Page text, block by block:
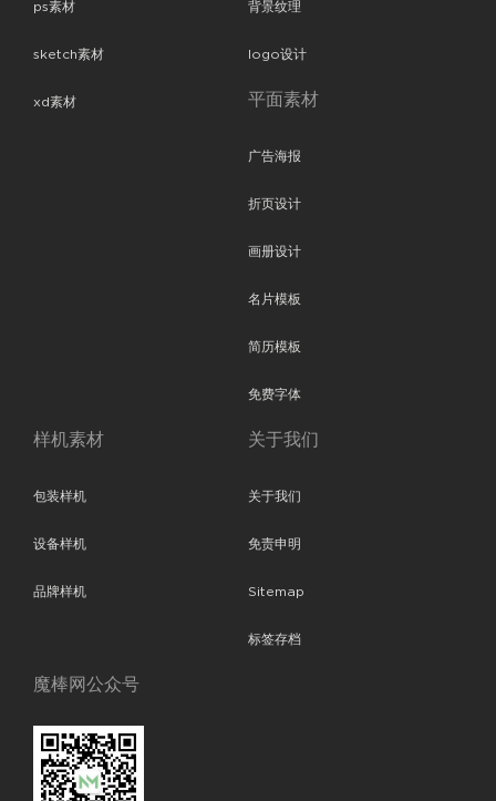
ps素材
sketch素材
xd素材
背景纹理
logo设计
平面素材
广告海报
折页设计
画册设计
名片模板
简历模板
免费字体
样机素材
包装样机
设备样机
品牌样机
关于我们
关于我们
免责申明
Sitemap
标签存档
魔棒网公众号